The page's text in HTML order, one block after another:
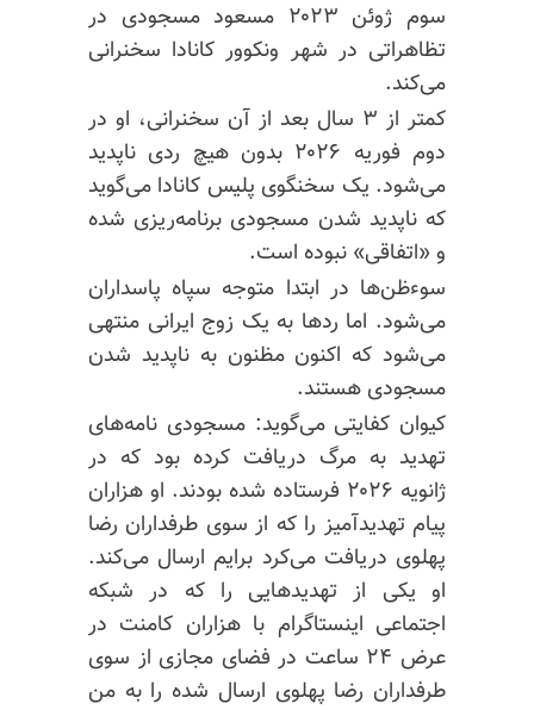
سوم ژوئن ۲۰۲۳ مسعود مسجودی در
تظاهراتی در شهر ونکوور کانادا سخنرانی
می‌کند.
کمتر از ۳ سال بعد از آن سخنرانی، او در
دوم فوریه ۲۰۲۶ بدون هیچ ردی ناپدید
می‌شود. یک سخنگوی پلیس کانادا می‌گوید
که ناپدید شدن مسجودی برنامه‌ریزی شده
و «اتفاقی» نبوده است.
سوءظن‌ها در ابتدا متوجه سپاه پاسداران
می‌شود. اما ردها به یک زوج ایرانی منتهی
می‌شود که اکنون مظنون به ناپدید شدن
مسجودی هستند.
کیوان کفایتی می‌گوید: مسجودی نامه‌های
تهدید به مرگ دریافت کرده بود که در
ژانویه ۲۰۲۶ فرستاده شده بودند. او هزاران
پیام تهدیدآمیز را که از سوی طرفداران رضا
پهلوی دریافت می‌کرد برایم ارسال می‌کند.
او یکی از تهدیدهایی را که در شبکه
اجتماعی اینستاگرام با هزاران کامنت در
عرض ۲۴ ساعت در فضای مجازی از سوی
طرفداران رضا پهلوی ارسال شده را به من